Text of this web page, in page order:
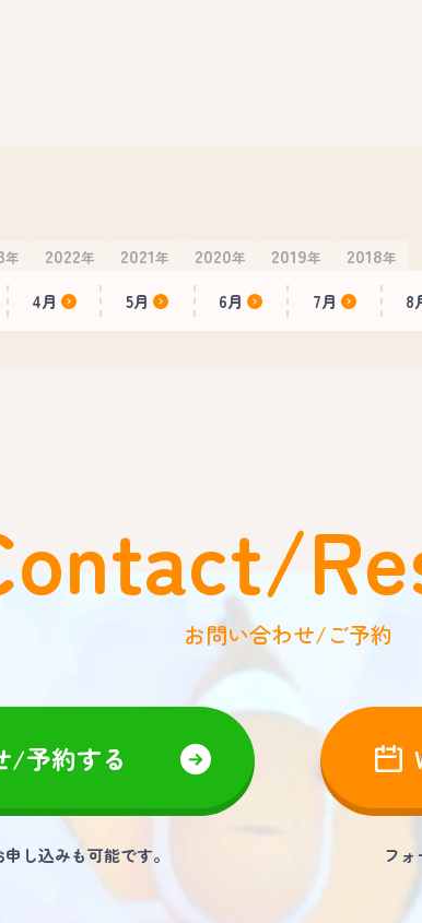
年 2022年 2021年 2020年 2019年 2018年
4月 5月 6月 7月 8
お問い合わせ/ご予約
/予約する
し込みも可能です。 フ